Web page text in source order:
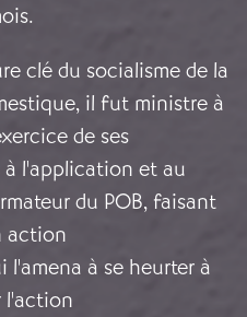
clé du socialisme de la
il fut ministre à
de ses
à l'application et au
du POB, faisant
action
à se heurter à
l'action